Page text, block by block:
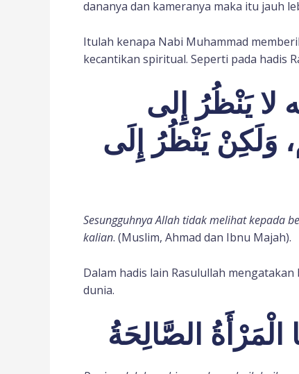
dananya dan kameranya maka itu jauh
Itulah kenapa Nabi Muhammad
kecantikan spiritual. Seperti pada hadis
يَنْظُرُ إِلى
وَلَكِنْ يَنْظُرُ إِلَى
Sesungguhnya Allah tidak melihat kepada
kalian. (Muslim, Ahmad dan Ibnu Majah).
Dalam hadis lain Rasulullah
dunia.
الْمَرْأَةُ الصَّالِحَةُ